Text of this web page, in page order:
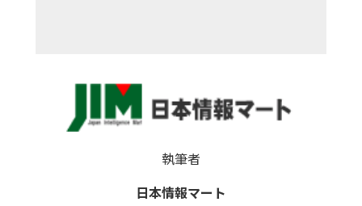
執筆者
日本情報マート